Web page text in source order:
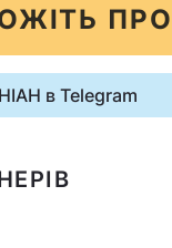
в Telegram